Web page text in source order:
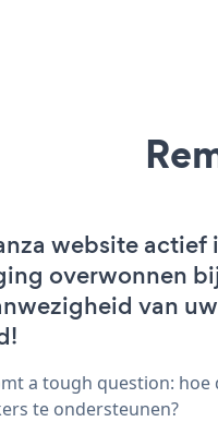
website actief
overwonnen
van
a tough question: hoe
te ondersteunen?